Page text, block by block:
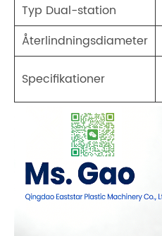
Typ Dual-station
Återlindningsdiameter
Specifikationer